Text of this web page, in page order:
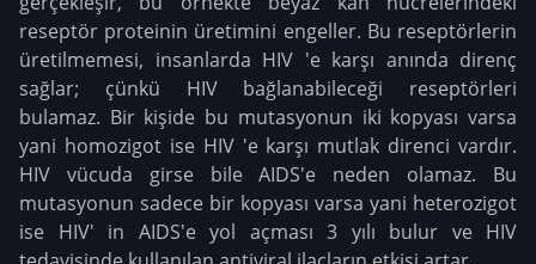
reseptör proteinin üretimini engeller. Bu reseptörlerin
üretilmemesi, insanlarda HIV 'e karşı anında direnç
sağlar; çünkü HIV bağlanabileceği reseptörleri
bulamaz. Bir kişide bu mutasyonun iki kopyası varsa
yani homozigot ise HIV 'e karşı mutlak direnci vardır.
HIV vücuda girse bile AIDS'e neden olamaz. Bu
mutasyonun sadece bir kopyası varsa yani heterozigot
ise HIV' in AIDS'e yol açması 3 yılı bulur ve HIV